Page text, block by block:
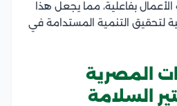
بفاعلية، مما يجعل هذا
لتحقيق التنمية المستدامة في
المصرية
السلامة